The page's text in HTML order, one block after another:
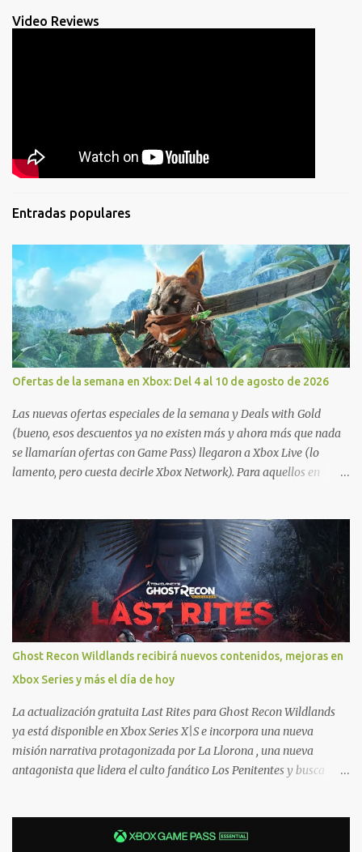
Video Reviews
Entradas populares
Ofertas de la semana en Xbox: Del 4 al 10 de agosto de 2026
Las nuevas ofertas especiales de la semana y Deals with Gold
(bueno, esos descuentos ya no existen más y ahora más que nada
se llamarían ofertas con Game Pass) llegaron a Xbox Live (lo
lamento, pero cuesta decirle Xbox Network). Para aquellos en
jugarlos y mantener un progreso compartido en Windows PC y
Xbox, y tenemos un listado de juegos compatibles por acá . ¿Aún
necesitas una mano con las compras? Tenemos un tutorial extenso
o en vídeo para que se quiten todas las dudas generales de cómo
hacer compras en Xbox . Podes consultar un listado más completo
de promociones desde xbox.com. El post puede tener
actualizaciones regulares o cambios ante cualquier error. Ofertas
- Argentina Ofertas - Chile Ofertas - Colombia Ofertas - México
Ofertas - Estados Unidos Ofertas - España Todas las ofertas de
Xbox One también aplican a Xbox Series, a excepción de los jue...
Ghost Recon Wildlands recibirá nuevos contenidos, mejoras en
Xbox Series y más el día de hoy
La actualización gratuita Last Rites para Ghost Recon Wildlands
ya está disponible en Xbox Series X|S e incorpora una nueva
misión narrativa protagonizada por La Llorona , una nueva
antagonista que lidera el culto fanático Los Penitentes y busca
Predator , uno de los desafíos más recordados por la comunidad,
junto con múltiples mejoras centradas en ampliar la libertad de